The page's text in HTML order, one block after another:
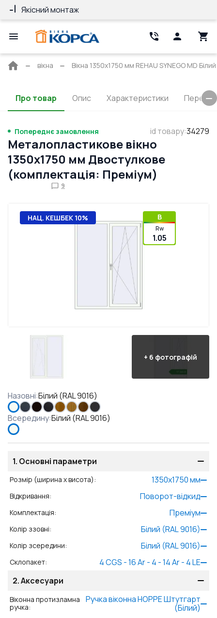
Якісний монтаж
Головна
вікна Вікна 1350x1750 мм REHAU SYNEGO MD
Про товар Опис Характеристики
Попереднє замовлення id товару:34279
Металопластикове вікно
1350x1750 мм Двостулкове
(комплектація: Преміум)
9
НАЦ. КЕШБЕК 10% B
Rw
1.05
+ 6 фотографій
Назовні:Білий (RAL 9016)
Всередину:Білий (RAL 9016)
1. Основні параметри
Розмір (ширина x висота): 1350x1750мм
Відкривання: Поворот-відкид
Комплектація: Преміум
Колір ззовні: Білий (RAL 9016)
Колір зсередини: Білий (RAL 9016)
Склопакет:
4 CGS - 16 Ar - 4 - 14 Ar - 4 LE
2.Аксесуари
Віконна протизламна
ручка:
Ручка віконна HOPPE Штутгарт
(Білий)